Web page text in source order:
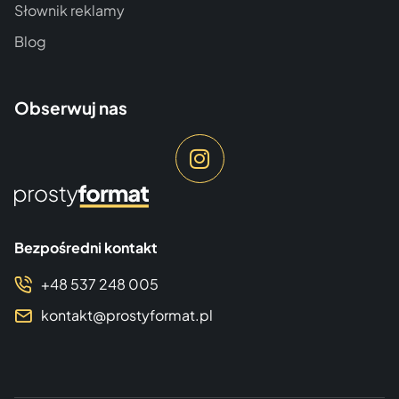
Bezpośredni kontakt
+48 537 248 005
kontakt@prostyformat.pl
Słownik reklamy
Blog
Obserwuj nas